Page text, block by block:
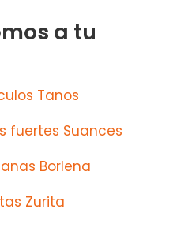
a tu
Tanos
fuertes Suances
Borlena
Zurita